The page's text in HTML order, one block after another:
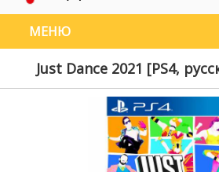
МЕНЮ
Just Dance 2021 [PS4,